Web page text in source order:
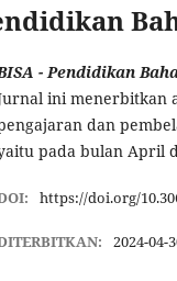
- Pendidikan
ini menerbitkan
dan
pada bulan April
https://doi.org/
2024-04-